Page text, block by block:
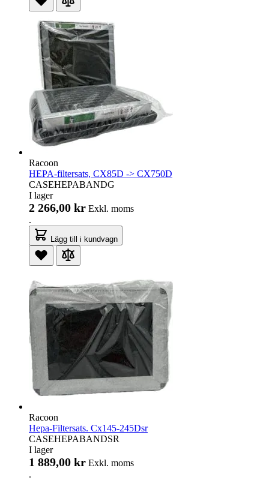
Racoon
HEPA-filtersats, CX85D -> CX750D
CASEHEPABANDG
I lager
2 266,00 kr Exkl. moms
.
Lägg till i kundvagn
Racoon
Hepa-Filtersats. Cx145-245Dsr
CASEHEPABANDSR
I lager
1 889,00 kr Exkl. moms
.